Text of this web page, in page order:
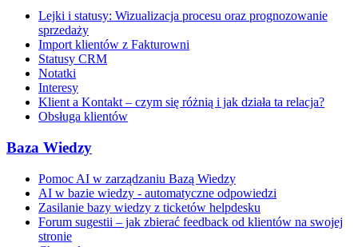
Lejki i statusy: Wizualizacja procesu oraz prognozowanie
sprzedaży
Import klientów z Fakturowni
Statusy CRM
Notatki
Interesy
Klient a Kontakt – czym się różnią i jak działa ta relacja?
Obsługa klientów
Baza Wiedzy
Pomoc AI w zarządzaniu Bazą Wiedzy
AI w bazie wiedzy - automatyczne odpowiedzi
Zasilanie bazy wiedzy z ticketów helpdesku
Forum sugestii – jak zbierać feedback od klientów na swojej
stronie